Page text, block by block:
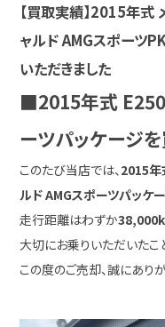
【買取実績】2015年式
ャルド AMGスポーツ
いただきました
■2015年式 E250
ーツパッケージ
このたび当店では、2015年
ルド AMGスポーツパッケ
走行距離はわずか
大切にお乗りいただいたこ
この度のご売却、誠にあり